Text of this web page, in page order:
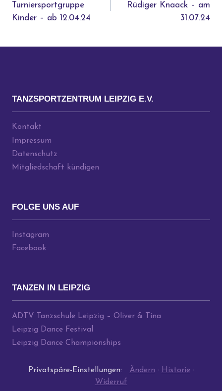
Turniersportgruppe
Kinder – ab 12.04.24
Rüdiger Knaack – am
31.07.24
TANZSPORTZENTRUM LEIPZIG E.V.
Kontakt
Impressum
Datenschutz
Mitgliedschaft kündigen
FOLGE UNS AUF
Instagram
Facebook
TANZEN IN LEIPZIG
ADTV Tanzschule Leipzig – Oliver & Tina
Leipzig Dance Festival
Leipzig Dance Championships
Privatspäre-Einstellungen: Ändern · Historie·
Widerruf